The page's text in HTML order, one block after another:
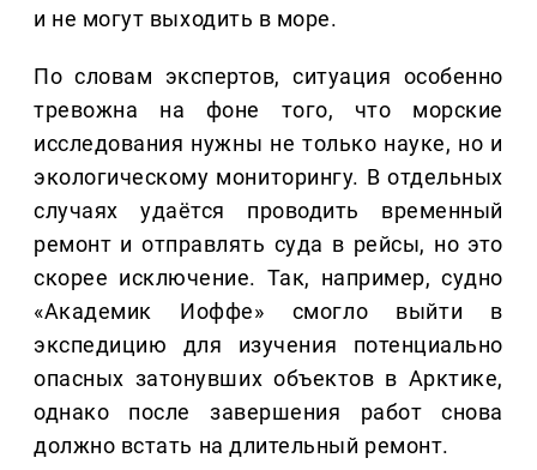
и не могут выходить в море.
По словам экспертов, ситуация особенно
тревожна на фоне того, что морские
исследования нужны не только науке, но и
экологическому мониторингу. В отдельных
случаях удаётся проводить временный
ремонт и отправлять суда в рейсы, но это
скорее исключение. Так, например, судно
«Академик Иоффе» смогло выйти в
экспедицию для изучения потенциально
опасных затонувших объектов в Арктике,
однако после завершения работ снова
должно встать на длительный ремонт.